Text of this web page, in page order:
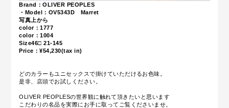
Brand：OLIVER PEOPLES
・Model：OV5343D Marret
写真上から
color：1777
color：1004
Size46□ 21-145
Price：¥54,230(tax in)
どのカラーもユニセックスで掛けていただけるお色味。
是非、店頭でお試しください。
OLIVER PEOPLESの世界観に触れて頂きたいと思います
こだわりの名品を実際にお手に取ってご覧くださいませ。